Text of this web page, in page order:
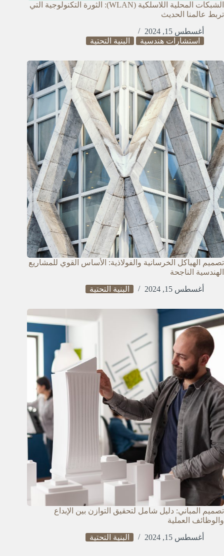
الشبكات المحلية اللاسلكية (WLAN): الثورة التكنولوجية التي
تربط عالمنا الحديث
أغسطس 15, 2024
استشارات هندسية
البنية التحتية
تصميم الهياكل الخرسانية والفولاذية: الأساس القوي للمشاريع
الهندسية الناجحة
أغسطس 15, 2024
البنية التحتية
تصميم المباني: دليل شامل لتحقيق التوازن بين الإبداع
والوظائف العملية
أغسطس 15, 2024
البنية التحتية